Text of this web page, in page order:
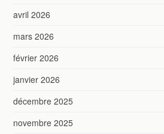
avril 2026
mars 2026
février 2026
janvier 2026
décembre 2025
novembre 2025